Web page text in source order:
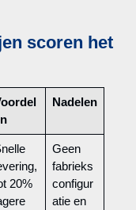
scoren het
Nadelen
20%
Geen
fabrieks
configur
atie en